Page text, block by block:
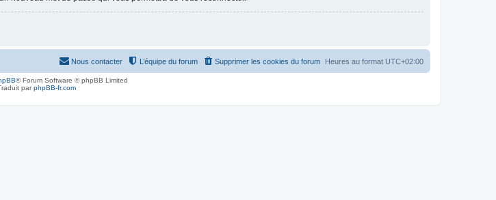
Heures au format UTC+02:00
Supprimer les cookies du forum
L’équipe du forum
Nous contacter
® Forum Software © phpBB Limited
parphpBB-fr.com